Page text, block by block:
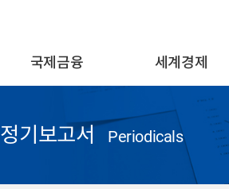
국제금융 세계경제
정기보고서 Periodicals